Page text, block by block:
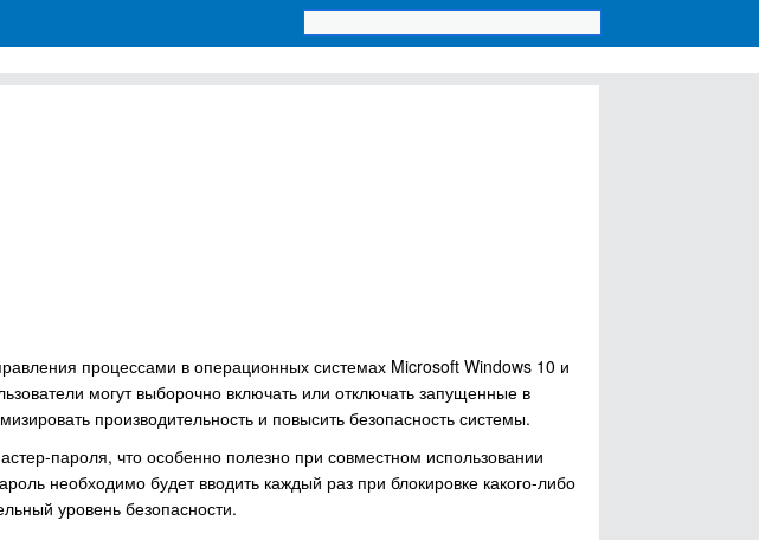
процессами в операционных системах Microsoft Windows 10 и
могут выборочно включать или отключать запущенные в
производительность и повысить безопасность системы.
пароля, что особенно полезно при совместном использовании
необходимо будет вводить каждый раз при блокировке какого-либо
уровень безопасности.